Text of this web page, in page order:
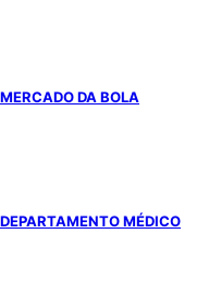
MERCADO DA BOLA
DEPARTAMENTO MÉDICO